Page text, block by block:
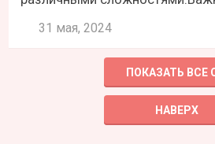
31 мая, 2024
ПОКАЗАТЬ ВСЕ
НАВЕРХ